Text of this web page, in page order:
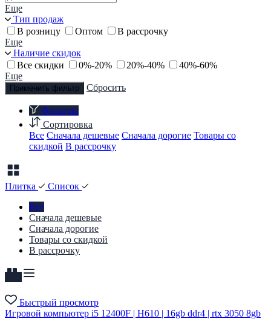
Еще
Тип продаж
В розницу
Оптом
В рассрочку
Еще
Наличие скидок
Все скидки
0%-20% 20%-40%
40%-60%
Еще
Применить фильтр Сбросить
Фильтры
Сортировка
Все Сначала дешевые Сначала дорогие Товары со
скидкой В рассрочку
Плитка
Список
Все
Сначала дешевые
Сначала дорогие
Товары со скидкой
В рассрочку
Быстрый просмотр
Игровой компьютер i5 12400F | H610 | 16gb ddr4 | rtx 3050 8gb